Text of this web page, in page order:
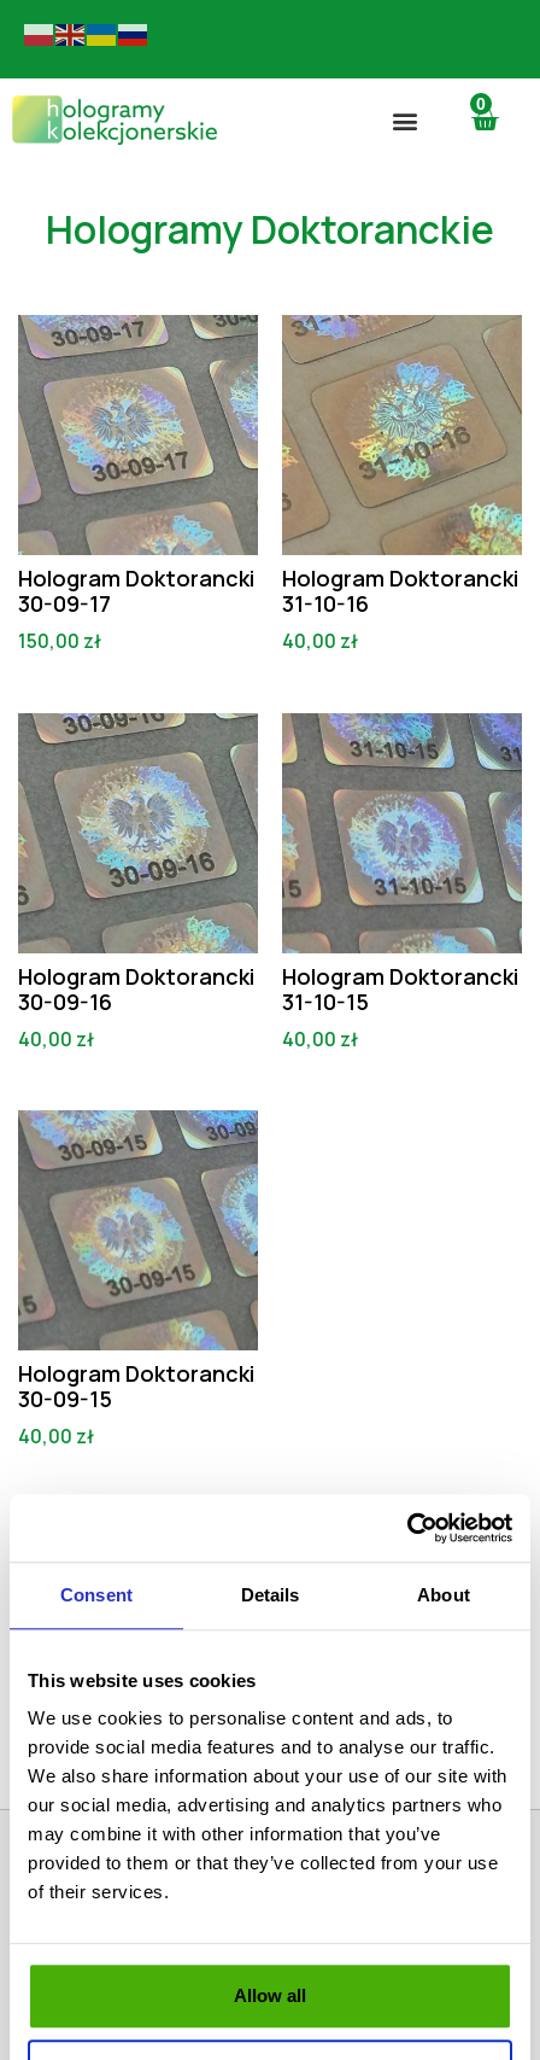
Consent Details About
This website uses cookies
We use cookies to personalise content and ads, to
provide social media features and to analyse our traffic.
We also share information about your use of our site with
our social media, advertising and analytics partners who
may combine it with other information that you’ve
provided to them or that they’ve collected from your use
of their services.
Allow all
0
Hologramy Doktoranckie
Hologram Doktorancki
30-09-17
150,00 zł
Hologram Doktorancki
31-10-16
40,00 zł
Hologram Doktorancki
30-09-16
40,00 zł
Hologram Doktorancki
31-10-15
40,00 zł
Hologram Doktorancki
30-09-15
40,00 zł
Filtrowanie
Kategorie produktów
Wzór 2026 już dostępny!